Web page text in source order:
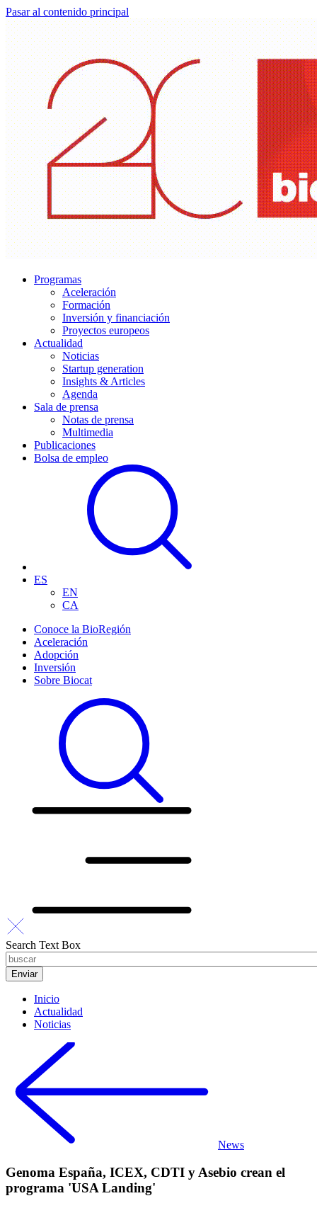
Pasar al contenido principal
Programas
Aceleración
Formación
Inversión y financiación
Proyectos europeos
Actualidad
Noticias
Startup generation
Insights & Articles
Agenda
Sala de prensa
Notas de prensa
Multimedia
Publicaciones
Bolsa de empleo
ES
EN
CA
Conoce la BioRegión
Aceleración
Adopción
Inversión
Sobre Biocat
Search Text Box
Inicio
Actualidad
Noticias
News
Genoma España, ICEX, CDTI y Asebio crean el
programa 'USA Landing'